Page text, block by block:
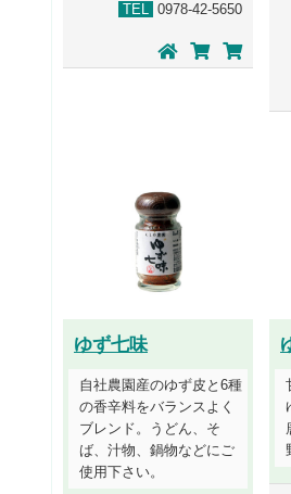
TEL 0978-42-5650
ゆず七味
自社農園産のゆず皮と6種
の香辛料をバランスよく
ブレンド。うどん、そ
ば、汁物、鍋物などにご
使用下さい。